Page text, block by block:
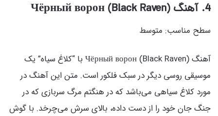
4. آهنگ Чёрный ворон (Black Raven)
سطح مناسب: متوسط
آهنگ Чёрный ворон (Black Raven) با “کلاغ سیاه” یک
موسیقی روسی دیگر در سبک فلکور است. متن این آهنگ در
مورد کلاغ سیاهی می‌باشد که در هنگتم مرگ سربازی که در
جنگ جان خود را از دست داده، بالای سرش می‌چرخد. با گوش